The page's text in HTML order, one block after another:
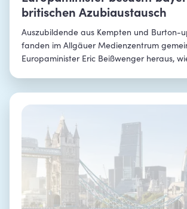
britischen Azubiaustausch
Auszubildende aus Kempten und Burton-
fanden im Allgäuer Medienzentrum
Europaminister Eric Beißwenger heraus,